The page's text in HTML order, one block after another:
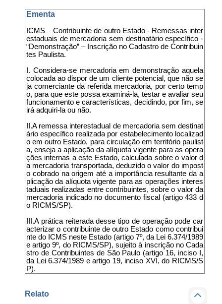
Ementa
ICMS – Contribuinte de outro Estado - Remessas inter
estaduais de mercadoria sem destinatário específico -
“Demonstração” – Inscrição no Cadastro de Contribuin
tes Paulista.
I. Considera-se mercadoria em demonstração aquela
colocada ao dispor de um cliente potencial, que não se
ja comerciante da referida mercadoria, por certo temp
o, para que este possa examiná-la, testar e avaliar seu
funcionamento e características, decidindo, por fim, se
irá adquiri-la ou não.
II.A remessa interestadual de mercadoria sem destinat
ário específico realizada por estabelecimento localizad
o em outro Estado, para circulação em território paulist
a, enseja a aplicação da alíquota vigente para as opera
ções internas a este Estado, calculada sobre o valor d
a mercadoria transportada, deduzido o valor do impost
o cobrado na origem até a importância resultante da a
plicação da alíquota vigente para as operações interes
taduais realizadas entre contribuintes, sobre o valor da
mercadoria indicado no documento fiscal (artigo 433 d
o RICMS/SP).
III.A prática reiterada desse tipo de operação pode car
acterizar o contribuinte de outro Estado como contribui
nte do ICMS neste Estado (artigo 7º, da Lei 6.374/1989
e artigo 9º, do RICMS/SP), sujeito à inscrição no Cada
stro de Contribuintes de São Paulo (artigo 16, inciso I,
da Lei 6.374/1989 e artigo 19, inciso XVI, do RICMS/S
P).
Relato